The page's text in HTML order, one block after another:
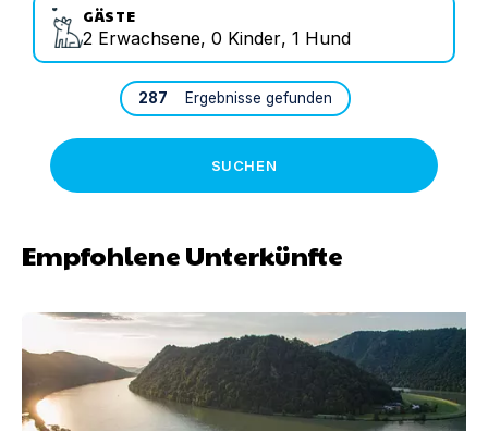
GÄSTE
2 Erwachsene, 0 Kinder, 1 Hund
287 Ergebnisse gefunden
SUCHEN
Empfohlene Unterkünfte
Riverresort Donauschlinge | Unterkunft in Haibach /